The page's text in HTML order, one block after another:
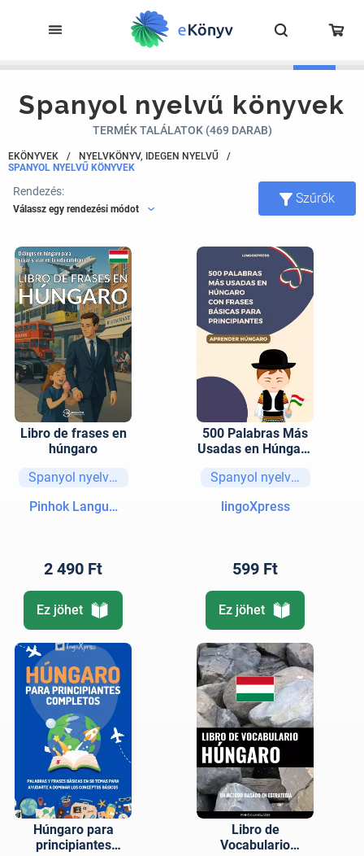
Spanyol nyelvű könyvek
TERMÉK TALÁLATOK (469 DARAB)
EKÖNYVEK / NYELVKÖNYV, IDEGEN NYELVŰ
/
SPANYOL NYELVŰ KÖNYVEK
Rendezés:
Válassz egy rendezési módot
Szűrők
Libro de frases en
húngaro
Spanyol nyelvű könyvek
Pinhok Languages
2 490 Ft
Ez jöhet
500 Palabras Más
Usadas en Húngaro
para Principiantes
Spanyol nyelvű könyvek
lingoXpress
599 Ft
Ez jöhet
Húngaro para
principiantes
Libro de
Vocabulario